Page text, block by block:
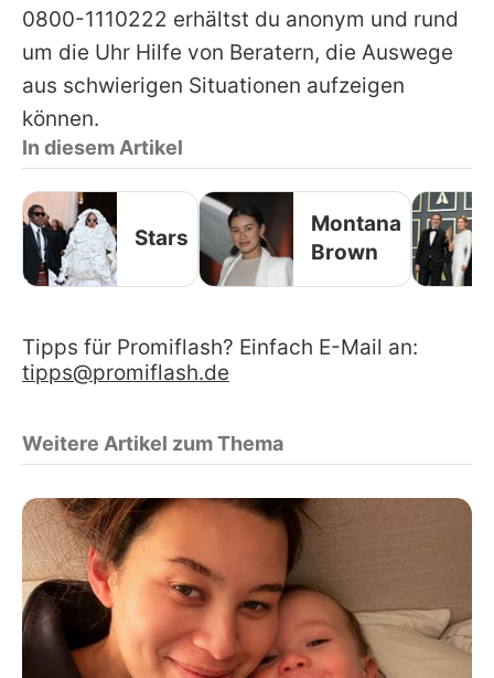
0800-1110222 erhältst du anonym und rund
um die Uhr Hilfe von Beratern, die Auswege
aus schwierigen Situationen aufzeigen
können.
In diesem Artikel
Stars
Montana
Brown
Tipps für Promiflash? Einfach E-Mail an:
tipps@promiflash.de
Weitere Artikel zum Thema